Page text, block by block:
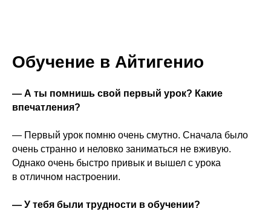
Обучение в Айтигенио
— А ты помнишь свой первый урок? Какие
впечатления?
— Первый урок помню очень смутно. Сначала было
очень странно и неловко заниматься не вживую.
Однако очень быстро привык и вышел с урока
в отличном настроении.
— У тебя были трудности в обучении?